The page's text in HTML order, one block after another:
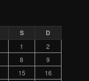
S D
1
2
8
9
15
16